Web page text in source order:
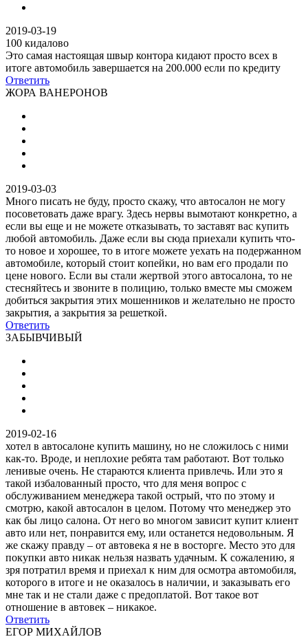
2019-03-19
100 кидалово
Это самая настоящая швыр контора кидают просто всех в
итоге автомобиль завершается на 200.000 если по кредиту
Ответить
ЖОРА ВАНЕРОНОВ
2019-03-03
Много писать не буду, просто скажу, что автосалон не могу
посоветовать даже врагу. Здесь нервы вымотают конкретно, а
если вы еще и не можете отказывать, то заставят вас купить
любой автомобиль. Даже если вы сюда приехали купить что-
то новое и хорошее, то в итоге можете уехать на подержанном
автомобиле, который стоит копейки, но вам его продали по
цене нового. Если вы стали жертвой этого автосалона, то не
стесняйтесь и звоните в полицию, только вместе мы сможем
добиться закрытия этих мошенников и желательно не просто
закрытия, а закрытия за решеткой.
Ответить
ЗАБЫВЧИВЫЙ
2019-02-16
хотел в автосалоне купить машину, но не сложилось с ними
как-то. Вроде, и неплохие ребята там работают. Вот только
ленивые очень. Не стараются клиента привлечь. Или это я
такой избалованный просто, что для меня вопрос с
обслуживанием менеджера такой острый, что по этому и
смотрю, какой автосалон в целом. Потому что менеджер это
как бы лицо салона. От него во многом зависит купит клиент
авто или нет, понравится ему, или останется недовольным. Я
же скажу правду – от автовека я не в восторге. Место это для
покупки авто никак нельзя назвать удачным. К сожалению, я
зря потратил время и приехал к ним для осмотра автомобиля,
которого в итоге и не оказалось в наличии, и заказывать его
мне так и не стали даже с предоплатой. Вот такое вот
отношение в автовек – никакое.
Ответить
ЕГОР МИХАЙЛОВ